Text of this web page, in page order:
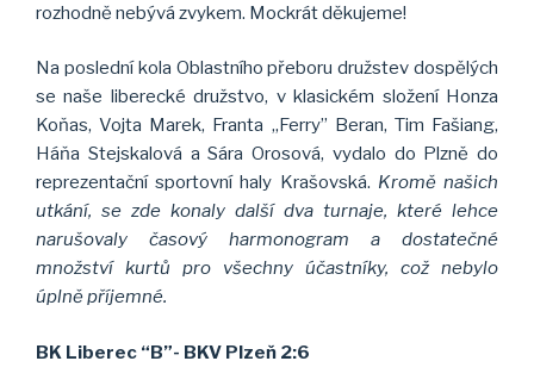
rozhodně nebývá zvykem. Mockrát děkujeme!
Na poslední kola Oblastního přeboru družstev dospělých
se naše liberecké družstvo, v klasickém složení Honza
Koňas, Vojta Marek, Franta ,,Ferry” Beran, Tim Fašiang,
Háňa Stejskalová a Sára Orosová, vydalo do Plzně do
reprezentační sportovní haly Krašovská. Kromě našich
utkání, se zde konaly další dva turnaje, které lehce
narušovaly časový harmonogram a dostatečné
množství kurtů pro všechny účastníky, což nebylo
úplně příjemné.
BK Liberec “B”- BKV Plzeň 2:6